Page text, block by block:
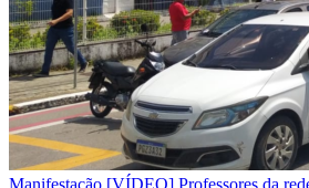
Manifestação [VÍDEO] Professores da